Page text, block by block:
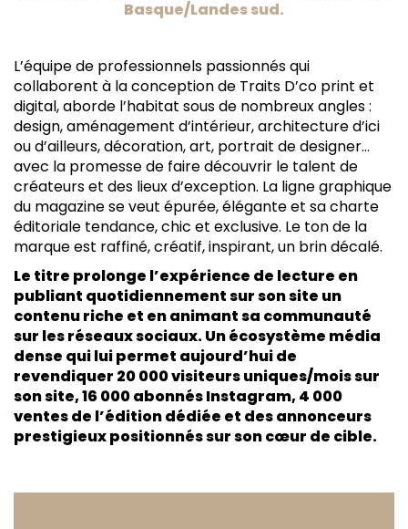
Basque/Landes sud.
L’équipe de professionnels passionnés qui
collaborent à la conception de Traits D’co print et
digital, aborde l’habitat sous de nombreux angles :
design, aménagement d’intérieur, architecture d’ici
ou d’ailleurs, décoration, art, portrait de designer…
avec la promesse de faire découvrir le talent de
créateurs et des lieux d’exception. La ligne graphique
du magazine se veut épurée, élégante et sa charte
éditoriale tendance, chic et exclusive. Le ton de la
marque est raffiné, créatif, inspirant, un brin décalé.
Le titre prolonge l’expérience de lecture en
publiant quotidiennement sur son site un
contenu riche et en animant sa communauté
sur les réseaux sociaux. Un écosystème média
dense qui lui permet aujourd’hui de
revendiquer 20 000 visiteurs uniques/mois sur
son site, 16 000 abonnés Instagram, 4 000
ventes de l’édition dédiée et des annonceurs
prestigieux positionnés sur son cœur de cible.